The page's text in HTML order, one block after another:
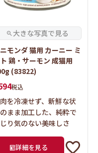
モンダ 猫用 カーニー ミ
鶏・サーモン 成猫用
(83822)
税込
を冷凍せず、新鮮な状
まま加工した、純粋で
り気のない美味しさ
詳細を見る